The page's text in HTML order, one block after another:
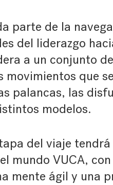
parte de la
del liderazgo
a un conjunto
movimientos que
palancas, las
modelos.
del viaje
mundo VUCA,
mente ágil y una